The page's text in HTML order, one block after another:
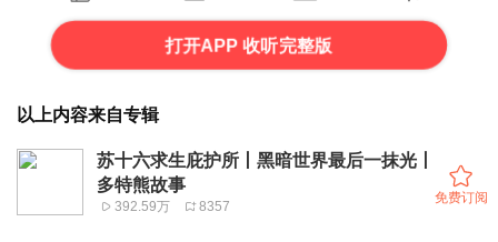
打开APP 收听完整版
以上内容来自专辑
苏十六求生庇护所丨黑暗世界最后一抹光丨
多特熊故事
392.59万 8357
免费订阅